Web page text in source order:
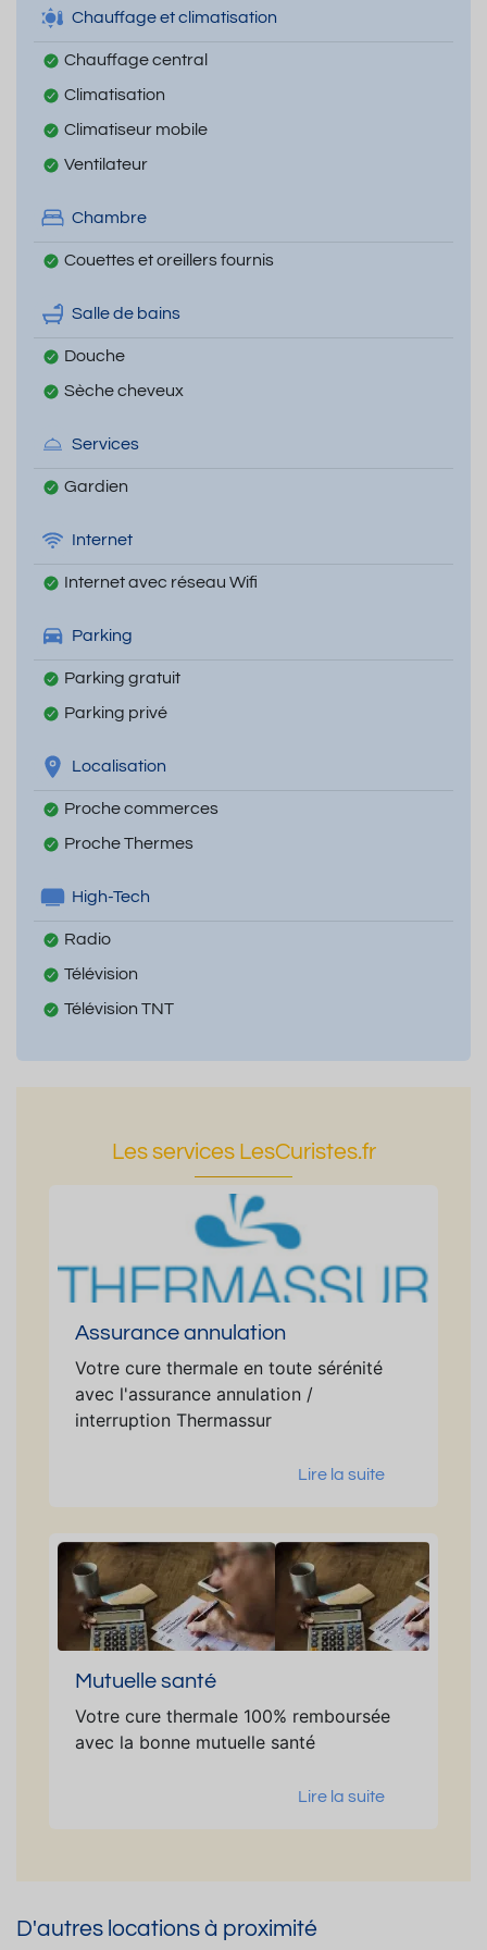
Chauffage et climatisation
Chauffage central
Climatisation
Climatiseur mobile
Ventilateur
Chambre
Couettes et oreillers fournis
Salle de bains
Douche
Sèche cheveux
Services
Gardien
Internet
Internet avec réseau Wifi
Parking
Parking gratuit
Parking privé
Localisation
Proche commerces
Proche Thermes
High-Tech
Radio
Télévision
Télévision TNT
Les services LesCuristes.fr
Assurance annulation
Votre cure thermale en toute sérénité
avec l'assurance annulation /
interruption Thermassur
Lire la suite
Mutuelle santé
Votre cure thermale 100% remboursée
avec la bonne mutuelle santé
Lire la suite
D'autres locations à proximité